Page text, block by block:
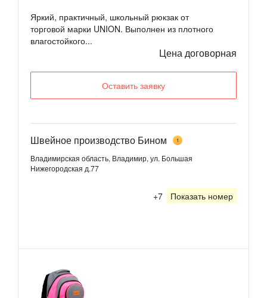
Яркий, практичный, школьный рюкзак от
торговой марки UNION. Выполнен из плотного
влагостойкого...
Цена договорная
Оставить заявку
Швейное производство Бином 1
Владимирская область, Владимир, ул. Большая
Нижегородская д.77
+7 Показать номер